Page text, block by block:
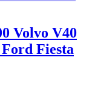
Volvo V40
Fiesta